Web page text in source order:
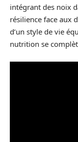
intégrant des noix
résilience face aux
d’un style de vie
nutrition se